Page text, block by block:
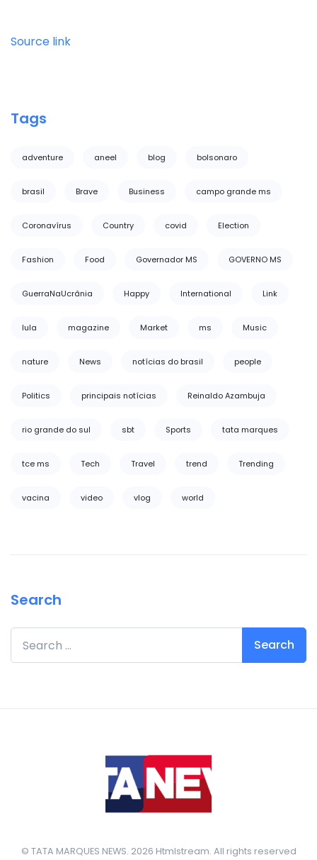
Source link
Tags
adventure aneel blog bolsonaro
brasil Brave Business campo grande ms
Coronavírus Country covid Election
Fashion Food Governador MS GOVERNO MS
GuerraNaUcrânia Happy International Link
lula magazine Market ms Music
nature News notícias do brasil people
Politics principais notícias Reinaldo Azambuja
rio grande do sul sbt Sports tata marques
tce ms Tech Travel trend Trending
vacina video vlog world
Search
Search for:
© TATA MARQUES NEWS. 2026 Htmlstream. All rights reserved